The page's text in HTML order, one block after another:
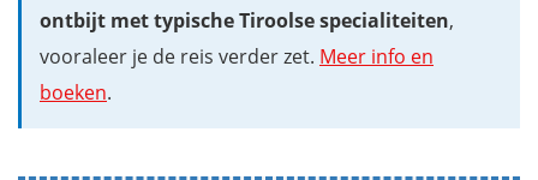
ontbijt met typische Tiroolse specialiteiten,
vooraleer je de reis verder zet. Meer info en
boeken.